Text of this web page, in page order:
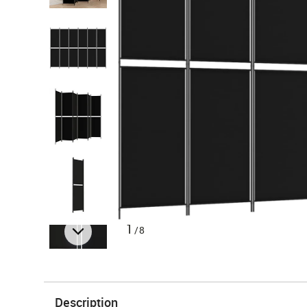
1 /8
Description